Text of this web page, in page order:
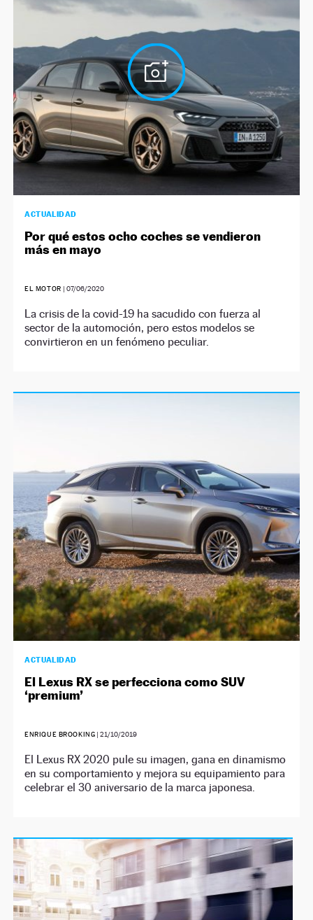
ACTUALIDAD
Por qué estos ocho coches se vendieron
más en mayo
EL MOTOR | 07/06/2020
La crisis de la covid-19 ha sacudido con fuerza al
sector de la automoción, pero estos modelos se
convirtieron en un fenómeno peculiar.
ACTUALIDAD
El Lexus RX se perfecciona como SUV
‘premium’
ENRIQUE BROOKING |21/10/2019
El Lexus RX 2020 pule su imagen, gana en dinamismo
en su comportamiento y mejora su equipamiento para
celebrar el 30 aniversario de la marca japonesa.